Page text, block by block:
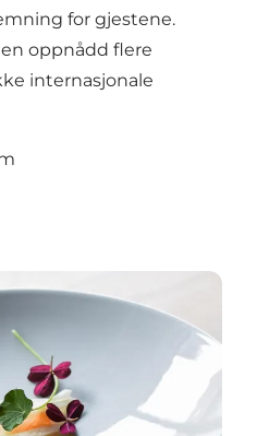
for gjestene.
oppnådd flere
internasjonale